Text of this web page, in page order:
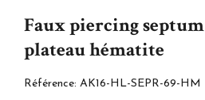
Faux piercing septum
plateau hématite
Référence: AK16-HL-SEPR-69-HM